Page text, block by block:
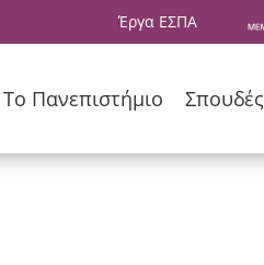
Έργα ΕΣΠΑ
Το Πανεπιστήμιο Σπουδές